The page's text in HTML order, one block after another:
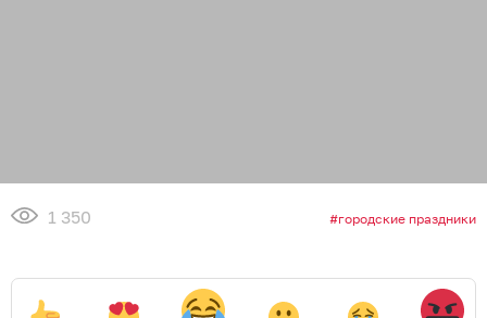
1 350 городские праздники